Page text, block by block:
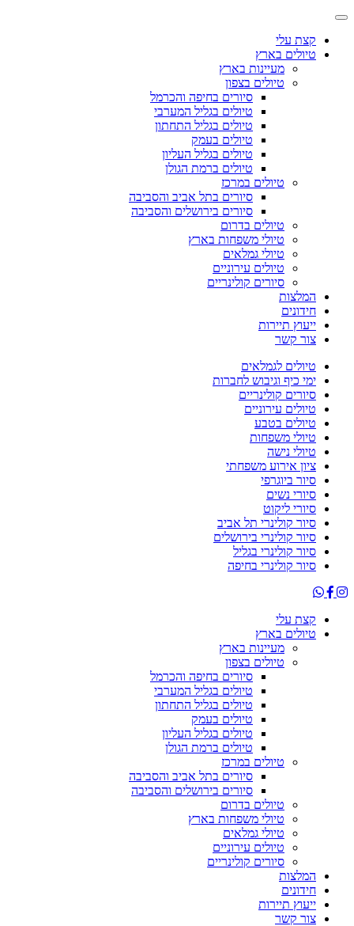
קצת עלי
טיולים בארץ
מעיינות בארץ
טיולים בצפון
סיורים בחיפה והכרמל
טיולים בגליל המערבי
טיולים בגליל התחתון
טיולים בעמק
טיולים בגליל העליון
טיולים ברמת הגולן
טיולים במרכז
סיורים בתל אביב והסביבה
סיורים בירושלים והסביבה
טיולים בדרום
טיולי משפחות בארץ
טיולי גמלאים
טיולים עירוניים
סיורים קולינריים
המלצות
חידונים
ייעוץ תיירות
צור קשר
טיולים לגמלאים
ימי כיף וגיבוש לחברות
סיורים קולינריים
טיולים עירוניים
טיולים בטבע
טיולי משפחות
טיולי נישה
ציון אירוע משפחתי
סיור ביוגרפי
סיורי נשים
סיורי ליקוט
סיור קולינרי תל אביב
סיור קולינרי בירושלים
סיור קולינרי בגליל
סיור קולינרי בחיפה
קצת עלי
טיולים בארץ
מעיינות בארץ
טיולים בצפון
סיורים בחיפה והכרמל
טיולים בגליל המערבי
טיולים בגליל התחתון
טיולים בעמק
טיולים בגליל העליון
טיולים ברמת הגולן
טיולים במרכז
סיורים בתל אביב והסביבה
סיורים בירושלים והסביבה
טיולים בדרום
טיולי משפחות בארץ
טיולי גמלאים
טיולים עירוניים
סיורים קולינריים
המלצות
חידונים
ייעוץ תיירות
צור קשר